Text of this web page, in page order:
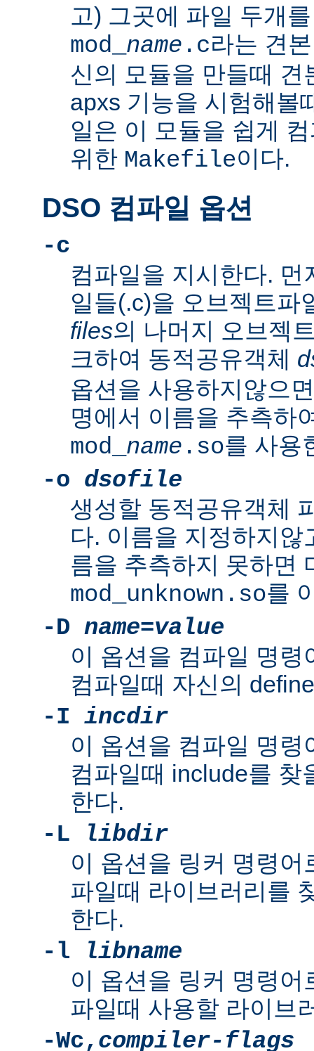
고) 그곳에 파일 두개
mod_ name .c라는 견
신의 모듈을 만들때 견
apxs 기능을 시험해볼
일은 이 모듈을 쉽게
위한 Makefile이다.
DSO 컴파일 옵션
-c
컴파일을 지시한다.
일들(.c)을 오브젝트파
files의 나머지 오브젝
크하여 동적공유객체
옵션을 사용하지않으
명에서 이름을 추측하
mod_ name .so를 사용
-o dsofile
생성할 동적공유객체
다. 이름을 지정하지
름을 추측하지 못하면
mod_unknown.so를
-D name=value
이 옵션을 컴파일 명
컴파일때 자신의
-I incdir
이 옵션을 컴파일 명
컴파일때 include를 찾
한다.
-L
libdir
이 옵션을 링커 명령
파일때 라이브러리를
한다.
-l
libname
이 옵션을 링커 명령
파일때 사용할 라이브
-Wc, compiler-flags